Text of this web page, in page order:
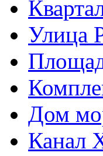
Улица
Дом
Канал